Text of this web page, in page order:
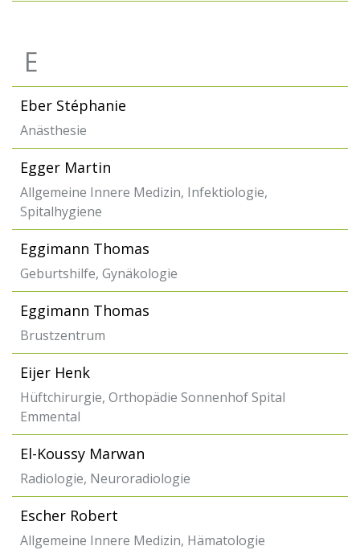
E
Eber Stéphanie
Anästhesie
Egger Martin
Allgemeine Innere Medizin, Infektiologie,
Spitalhygiene
Eggimann Thomas
Geburtshilfe, Gynäkologie
Eggimann Thomas
Brustzentrum
Eijer Henk
Hüftchirurgie, Orthopädie Sonnenhof Spital
Emmental
El-Koussy Marwan
Radiologie, Neuroradiologie
Escher Robert
Allgemeine Innere Medizin, Hämatologie